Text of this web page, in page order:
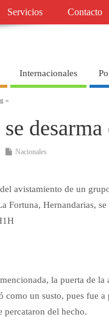
Servicios Contacto
Internacionales
»
desarma
Nacionales
avistamiento de un
Fortuna, Hernandarias,
la puerta de
como un susto, pues fue
percataron del hecho.